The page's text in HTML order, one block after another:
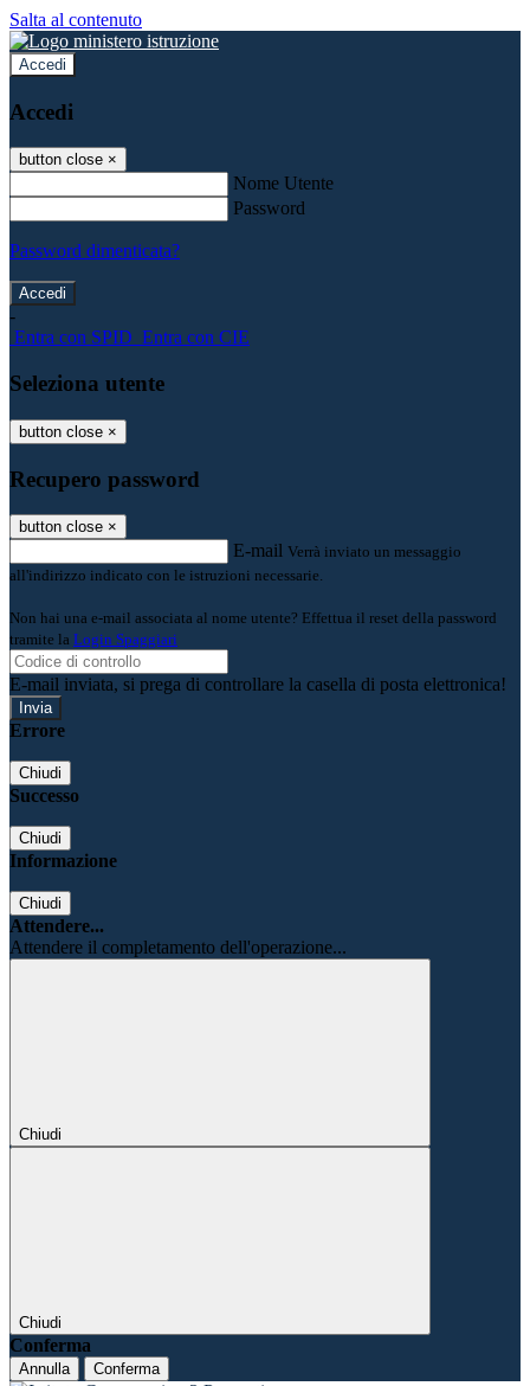
Salta al contenuto
Accedi
Accedi
button close ×
Nome Utente
Password
Password dimenticata?
-
Entra con SPID Entra con CIE
Seleziona utente
button close ×
Recupero password
button close ×
E-mail Verrà inviato un messaggio
all'indirizzo indicato con le istruzioni necessarie.
Non hai una e-mail associata al nome utente? Effettua il reset della password
tramite la Login Spaggiari
E-mail inviata, si prega di controllare la casella di posta elettronica!
Errore
Chiudi
Successo
Chiudi
Informazione
Chiudi
Attendere...
Attendere il completamento dell'operazione...
Chiudi
Chiudi
Conferma
Annulla Conferma